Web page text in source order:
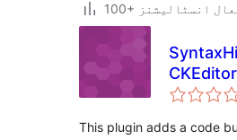
فعال انسٹالیشنز
This plugin adds a code